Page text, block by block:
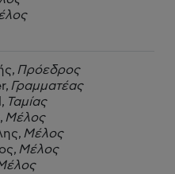
Πρόεδρος
Γραμματέας
Ταμίας
Μέλος
Μέλος
Μέλος